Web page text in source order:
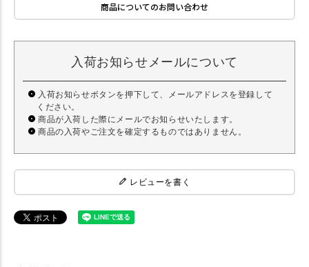
商品についてのお問い合わせ
入荷お知らせメールについて
入荷お知らせボタンを押下して、メールアドレスを登録して
ください。
商品が入荷した際にメールでお知らせいたします。
商品の入荷やご注文を確定するものではありません。
レビューを書く